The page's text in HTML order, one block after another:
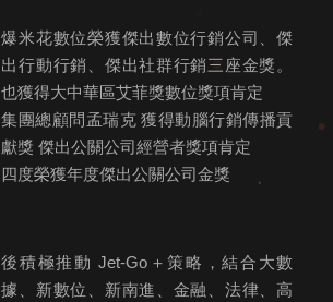
爆米花數位榮獲傑出數位行銷公司、傑
出行動行銷、傑出社群行銷三座金獎。
也獲得大中華區艾菲獎數位獎項肯定
集團總顧問孟瑞克 獲得動腦行銷傳播貢
獻獎 傑出公關公司經營者獎項肯定
四度榮獲年度傑出公關公司金獎
後積極推動 Jet-Go＋策略，結合大數
據、新數位、新南進、金融、法律、高